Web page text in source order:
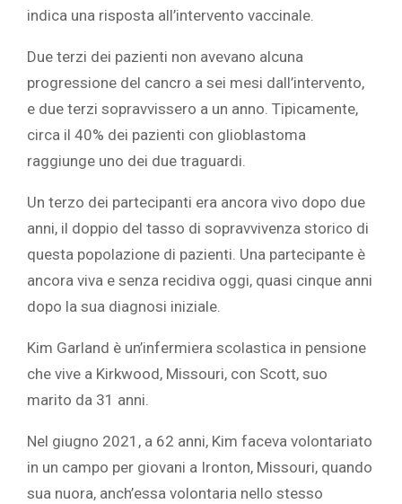
indica una risposta all’intervento vaccinale.
Due terzi dei pazienti non avevano alcuna
progressione del cancro a sei mesi dall’intervento,
e due terzi sopravvissero a un anno. Tipicamente,
circa il 40% dei pazienti con glioblastoma
raggiunge uno dei due traguardi.
Un terzo dei partecipanti era ancora vivo dopo due
anni, il doppio del tasso di sopravvivenza storico di
questa popolazione di pazienti. Una partecipante è
ancora viva e senza recidiva oggi, quasi cinque anni
dopo la sua diagnosi iniziale.
Kim Garland è un’infermiera scolastica in pensione
che vive a Kirkwood, Missouri, con Scott, suo
marito da 31 anni.
Nel giugno 2021, a 62 anni, Kim faceva volontariato
in un campo per giovani a Ironton, Missouri, quando
sua nuora, anch’essa volontaria nello stesso